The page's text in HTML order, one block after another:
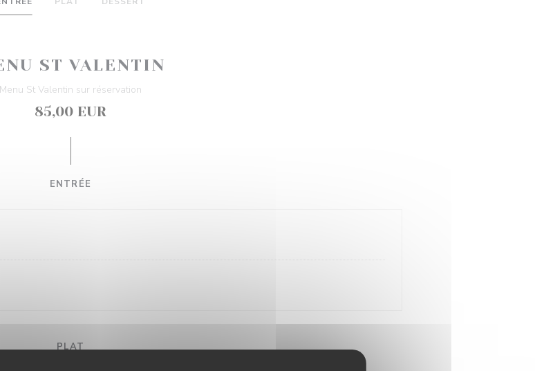
ST VALENTIN
Menu St Valentin sur réservation
85,00 EUR
ENTRÉE
PLAT